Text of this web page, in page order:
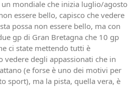
mondiale che inizia luglio/agosto
essere bello, capisco che vedere
possa non essere bello, ma con
gp di Gran Bretagna che 10 gp
ci state mettendo tutti è
vedere degli appassionati che in
(e forse è uno dei motivi per
sport), ma la pista, quella vera, è